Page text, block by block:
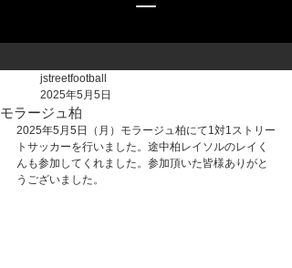
モラージュ柏
jstreetfootball
2025年5月5日
2025年5月5日（月）モラージュ柏にて1対1ストリー
トサッカーを行いました。途中柏レイソルのレイく
んも参加してくれました。参加頂いた皆様ありがと
うございました。